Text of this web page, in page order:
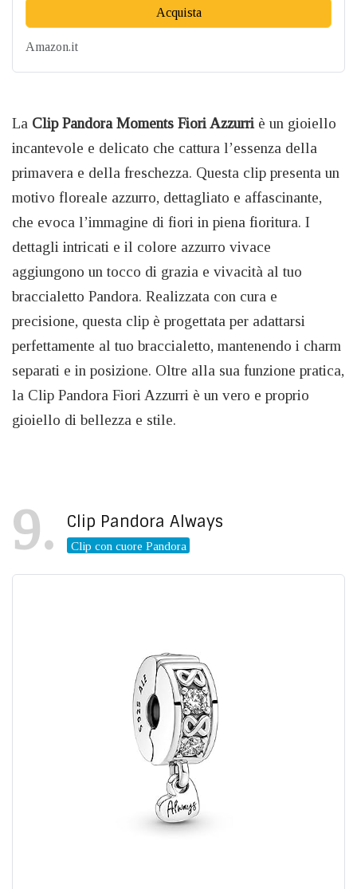
Acquista
Amazon.it
La Clip Pandora Moments Fiori Azzurri è un gioiello
incantevole e delicato che cattura l’essenza della
primavera e della freschezza. Questa clip presenta un
motivo floreale azzurro, dettagliato e affascinante,
che evoca l’immagine di fiori in piena fioritura. I
dettagli intricati e il colore azzurro vivace
aggiungono un tocco di grazia e vivacità al tuo
braccialetto Pandora. Realizzata con cura e
precisione, questa clip è progettata per adattarsi
perfettamente al tuo braccialetto, mantenendo i charm
separati e in posizione. Oltre alla sua funzione pratica,
la Clip Pandora Fiori Azzurri è un vero e proprio
gioiello di bellezza e stile.
9 Clip Pandora Always
Clip con cuore Pandora